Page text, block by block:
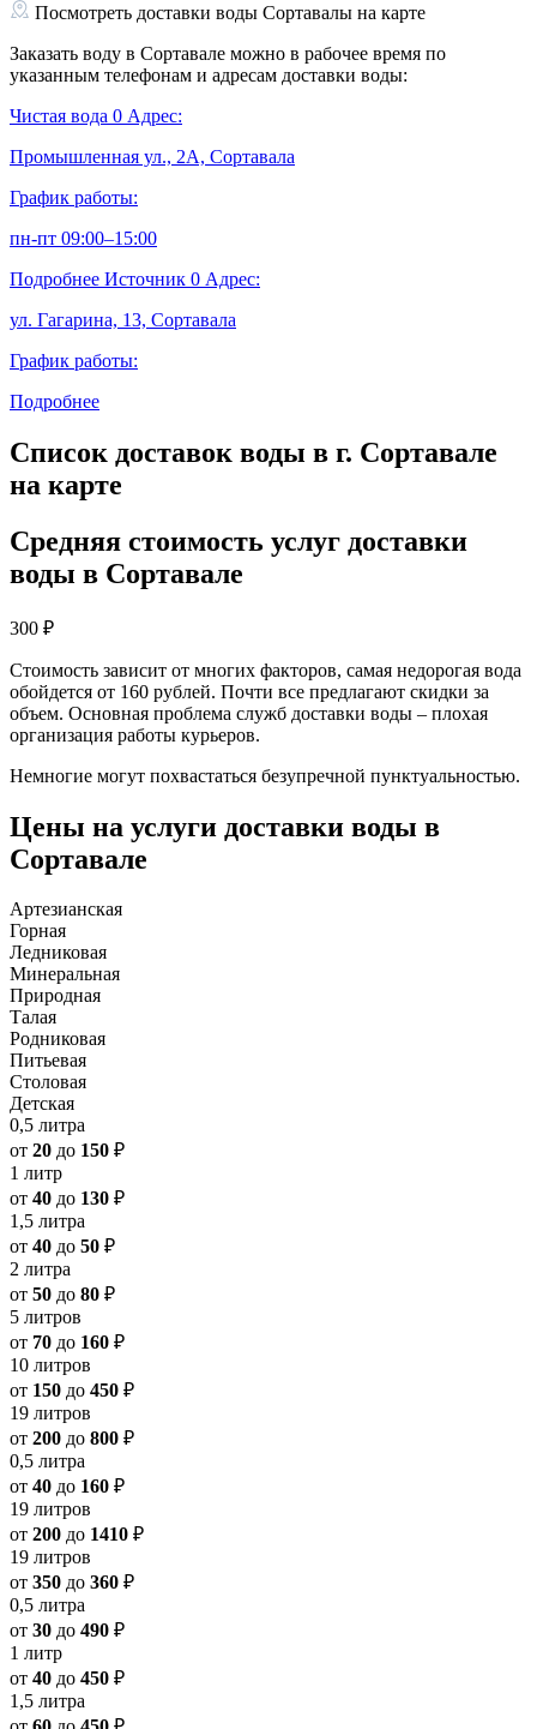
Посмотреть доставки воды Сортавалы на карте
Заказать воду в Сортавале можно в рабочее время по
указанным телефонам и адресам доставки воды:
Чистая вода 0 Адрес:
Промышленная ул., 2А, Сортавала
График работы:
пн-пт 09:00–15:00
Подробнее Источник 0 Адрес:
ул. Гагарина, 13, Сортавала
График работы:
Подробнее
Список доставок воды в г. Сортавале
на карте
Средняя стоимость услуг доставки
воды в Сортавале
300 ₽
Стоимость зависит от многих факторов, самая недорогая вода
обойдется от 160 рублей. Почти все предлагают скидки за
объем. Основная проблема служб доставки воды – плохая
организация работы курьеров.
Немногие могут похвастаться безупречной пунктуальностью.
Цены на услуги доставки воды в
Сортавале
Артезианская
Горная
Ледниковая
Минеральная
Природная
Талая
Родниковая
Питьевая
Столовая
Детская
0,5 литра
от 20 до 150 ₽
1 литр
от 40 до 130 ₽
1,5 литра
от 40 до 50 ₽
2 литра
от 50 до 80 ₽
5 литров
от 70 до 160 ₽
10 литров
от 150 до 450 ₽
19 литров
от 200 до 800 ₽
0,5 литра
от 40 до 160 ₽
19 литров
от 200 до 1410 ₽
19 литров
от 350 до 360 ₽
0,5 литра
от 30 до 490 ₽
1 литр
от 40 до 450 ₽
1,5 литра